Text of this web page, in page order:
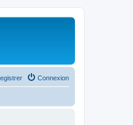
Connexion